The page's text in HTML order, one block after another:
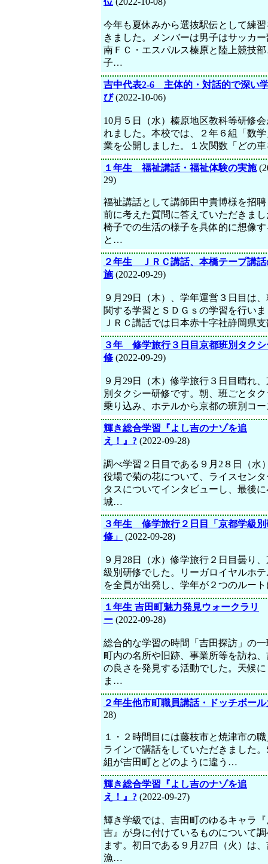
今年も夏休みから選抜駅伝として練
きました。メンバーは男子はサッカ
南ＦＣ・エスパルス榛原と陸上競技
子…
吉中代表2-6 主体的・対話的で深い
び(2022-10-06)
10月５日（水）榛原地区教科等研修
れました。本校では、２年６組「数
業を公開しました。１次関数「どの
１年生 福祉講話・福祉体験の実施
29)
福祉講話として講師田中貴博様を招
前に考えた質問に答えていただきま
椅子での生活の様子を具体的に想像
と…
２年生 ＪＲＣ講話、本橋テープ講話
施(2022-09-29)
９月29日（木）、学年運営３日目は
関する学習とＳＤＧｓの学習を行い
ＪＲＣ講話では日本赤十字社静岡県
３年 修学旅行３日目京都班別タクシ
修 (2022-09-29)
９月29日（木）修学旅行３日目晴れ
別タクシー研修です。朝、班ごとタ
乗り込み、ホテルから京都の班別コ
輝き総合学習『よし吉のナゾを追
え！』? (2022-09-28)
調べ学習２日目である９月2８日（水
役場で菊の花について、ライスセン
タスについてインタビューし、最後
城…
３年生 修学旅行２日目「京都学級別
修」
(2022-09-28)
９月28日（水）修学旅行２日目曇り
級別研修でした。リーガロイヤルホ
を全員が出発し、学年が２つのルー
１年生 吉田町魅力発見ウォークラリ
ー (2022-09-28)
総合的な学習の時間「吉田探訪」の
町内の名所や旧跡、事業所等を訪ね
の良さを発見する活動でした。天候
ま…
２年生他市町職員講話・ドッチボー
28)
１・２時間目には藤枝市と焼津市の
ラインで講話をしていただきました
組が吉田町とどのように違う…
輝き総合学習『よし吉のナゾを追
え！』? (2022-09-27)
輝き学級では、吉田町のゆるキャラ
吉』が身に付けているものについて
ます。初日である９月27日（火）は
漁…